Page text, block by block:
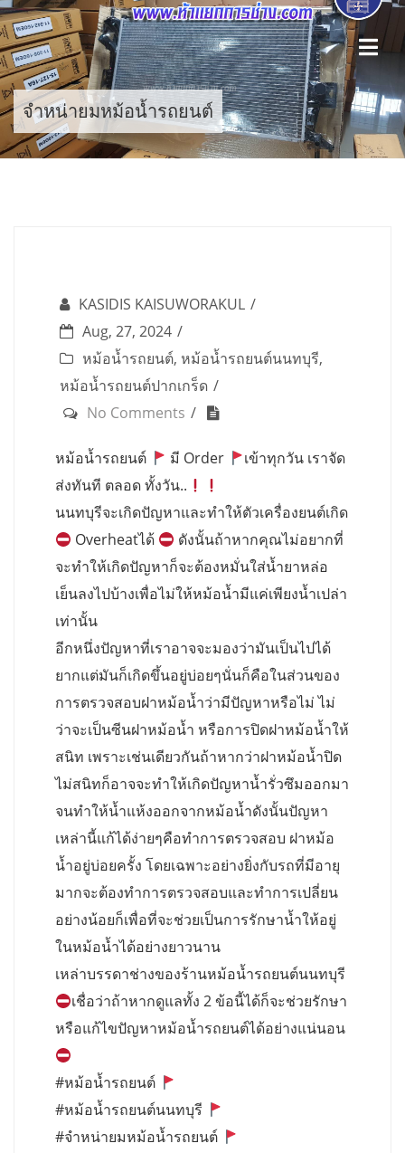
Skip
to
content
จำหน่ายมหม้อน้ำรถยนต์
KASIDIS KAISUWORAKUL
Aug, 27, 2024
หม้อน้ำรถยนต์, หม้อน้ำรถยนต์นนทบุรี,
หม้อน้ำรถยนต์ปากเกร็ด
No Comments
หม้อน้ำรถยนต์ มี Order
เข้าทุกวัน เราจัด
ส่งทันที ตลอด ทั้งวัน..
นนทบุรีจะเกิดปัญหาและทำให้ตัวเครื่องยนต์เกิด
Overheatได้
ดังนั้นถ้าหากคุณไม่อยากที่
จะทำให้เกิดปัญหาก็จะต้องหมั่นใส่น้ำยาหล่อ
เย็นลงไปบ้างเพื่อไม่ให้หม้อน้ำมีแค่เพียงน้ำเปล่า
เท่านั้น
อีกหนึ่งปัญหาที่เราอาจจะมองว่ามันเป็นไปได้
ยากแต่มันก็เกิดขึ้นอยู่บ่อยๆนั่นก็คือในส่วนของ
การตรวจสอบฝาหม้อน้ำว่ามีปัญหาหรือไม่ ไม่
ว่าจะเป็นซีนฝาหม้อน้ำ หรือการปิดฝาหม้อน้ำให้
สนิท เพราะเช่นเดียวกันถ้าหากว่าฝาหม้อน้ำปิด
ไม่สนิทก็อาจจะทำให้เกิดปัญหาน้ำรั่วซึมออกมา
จนทำให้น้ำแห้งออกจากหม้อน้ำดังนั้นปัญหา
เหล่านี้แก้ได้ง่ายๆคือทำการตรวจสอบ ฝาหม้อ
น้ำอยู่บ่อยครั้ง โดยเฉพาะอย่างยิ่งกับรถที่มีอายุ
มากจะต้องทำการตรวจสอบและทำการเปลี่ยน
อย่างน้อยก็เพื่อที่จะช่วยเป็นการรักษาน้ำให้อยู่
ในหม้อน้ำได้อย่างยาวนาน
เหล่าบรรดาช่างของร้านหม้อน้ำรถยนต์นนทบุรี
เชื่อว่าถ้าหากดูแลทั้ง 2 ข้อนี้ได้ก็จะช่วยรักษา
หรือแก้ไขปัญหาหม้อน้ำรถยนต์ได้อย่างแน่นอน
#หม้อน้ำรถยนต์
#หม้อน้ำรถยนต์นนทบุรี
#จำหน่ายมหม้อน้ำรถยนต์